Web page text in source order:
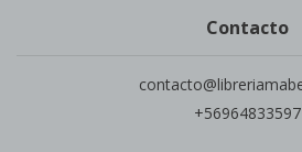
Contacto
+56964833597